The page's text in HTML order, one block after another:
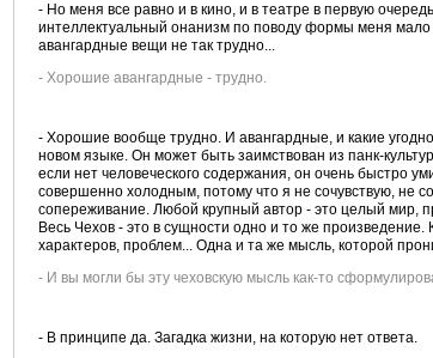
- Но меня все равно и в кино, и в театре в первую
интеллектуальный онанизм по поводу формы меня
авангардные вещи не так трудно...
- Хорошие авангардные - трудно.
- Хорошие вообще трудно. И авангардные, и какие
новом языке. Он может быть заимствован из панк-
если нет человеческого содержания, он очень быстро
совершенно холодным, потому что я не сочувствую, не
сопереживание. Любой крупный автор - это целый мир,
Весь Чехов - это в сущности одно и то же произведение.
характеров, проблем... Одна и та же мысль, которой
- И вы могли бы эту чеховскую мысль как-то
- В принципе да. Загадка жизни, на которую нет ответа.